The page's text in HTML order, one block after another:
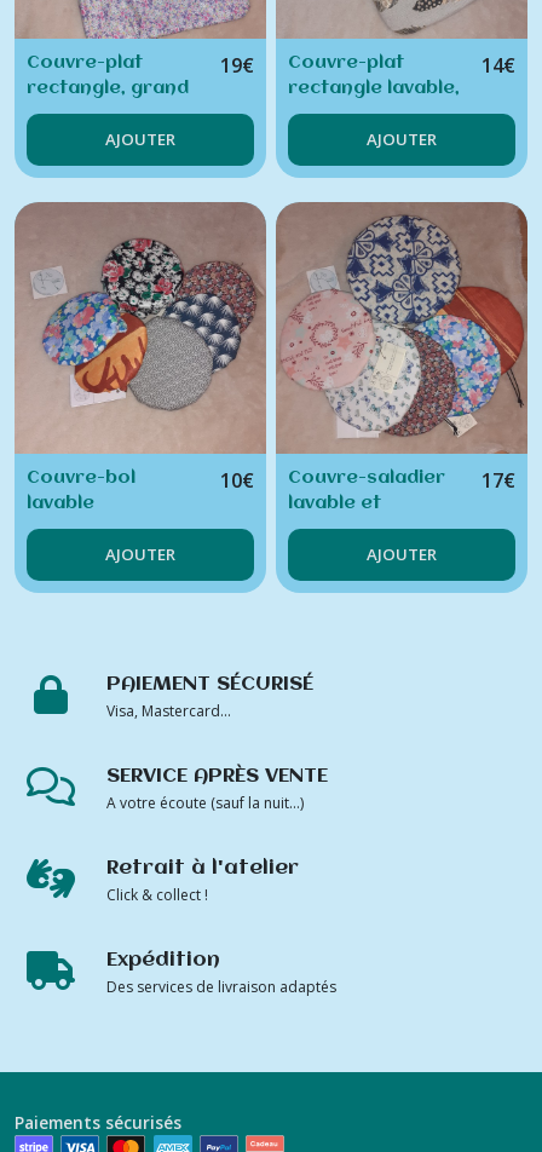
Couvre-plat
rectangle, grand
format ajustable
polyvalent
19€
AJOUTER
Couvre-plat
rectangle lavable,
moyen format
14€
AJOUTER
Couvre-bol
lavable
10€
AJOUTER
Couvre-saladier
lavable et
polyvalent
17€
AJOUTER
PAIEMENT SÉCURISÉ
Visa, Mastercard...
SERVICE APRÈS VENTE
A votre écoute (sauf la nuit...)
Retrait à l'atelier
Click & collect !
Expédition
Des services de livraison adaptés
Paiements sécurisés